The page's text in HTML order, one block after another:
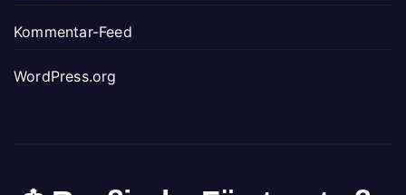
Kommentar-Feed
WordPress.org